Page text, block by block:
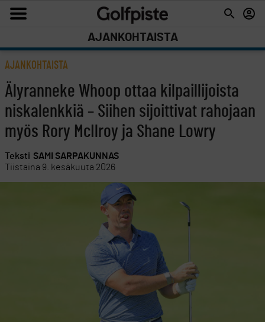
AJANKOHTAISTA
AJANKOHTAISTA
Älyranneke Whoop ottaa kilpaillijoista
niskalenkkiä – Siihen sijoittivat rahojaan
myös Rory McIlroy ja Shane Lowry
Teksti SAMI SARPAKUNNAS
Tiistaina 9. kesäkuuta 2026